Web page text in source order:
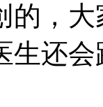
的，
生还